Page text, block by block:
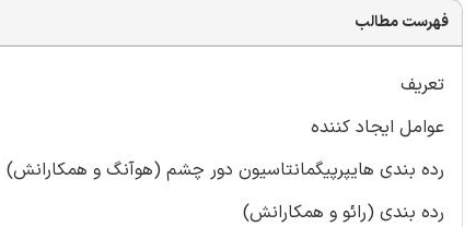
فهرست مطالب
تعریف
عوامل ایجاد کننده
رده بندی هایپرپیگمانتاسیون دور چشم (هوآنگ و همکارانش)
رده بندی (رائو و همکارانش)